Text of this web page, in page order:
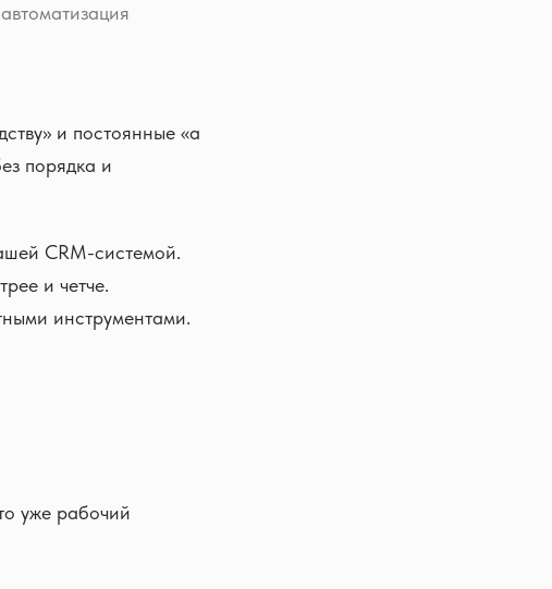
и постоянные «а
порядка и
CRM-системой.
и четче.
инструментами.
уже рабочий